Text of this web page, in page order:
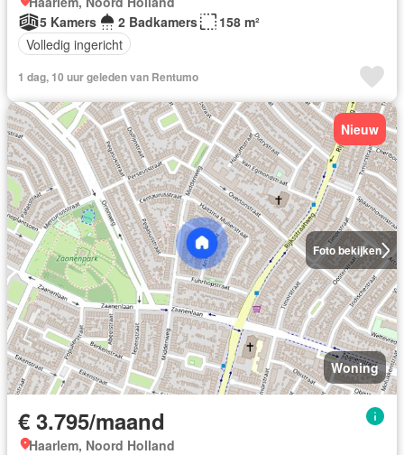
5 Kamers
2 Badkamers
158 m²
Volledig ingericht
1 dag, 10 uur geleden van Rentumo
Foto bekijken
Nieuw
Woning
€ 3.795/maand
Haarlem, Noord Holland